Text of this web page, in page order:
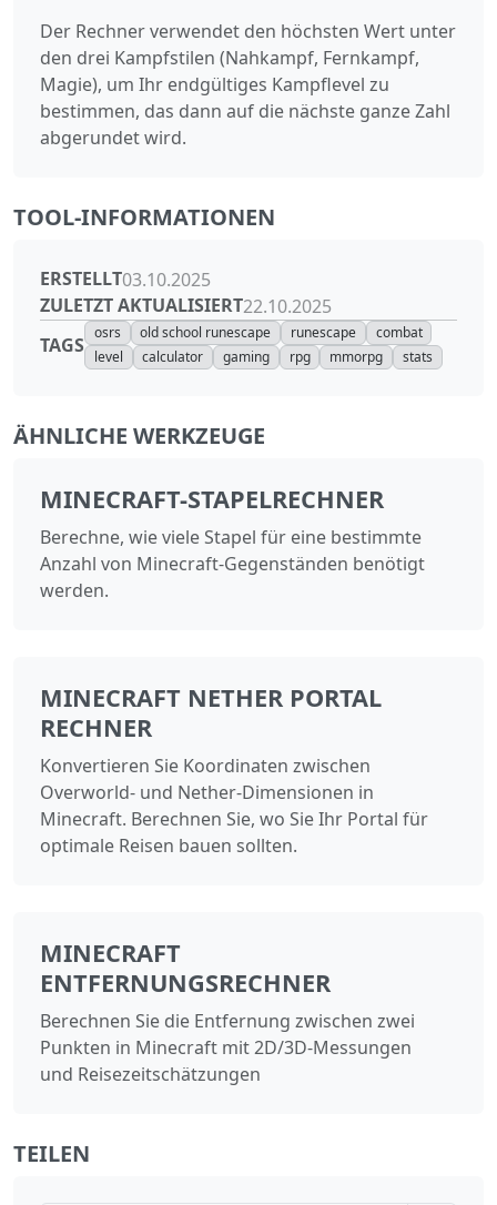
Der Rechner verwendet den höchsten Wert unter
den drei Kampfstilen (Nahkampf, Fernkampf,
Magie), um Ihr endgültiges Kampflevel zu
bestimmen, das dann auf die nächste ganze Zahl
abgerundet wird.
TOOL-INFORMATIONEN
ERSTELLT03.10.2025
ZULETZT AKTUALISIERT22.10.2025
TAGS
osrs old school runescape runescape
combat
level
calculator gaming rpg mmorpg stats
ÄHNLICHE WERKZEUGE
MINECRAFT-STAPELRECHNER
Berechne, wie viele Stapel für eine bestimmte
Anzahl von Minecraft-Gegenständen benötigt
werden.
MINECRAFT NETHER PORTAL
RECHNER
Konvertieren Sie Koordinaten zwischen
Overworld- und Nether-Dimensionen in
Minecraft. Berechnen Sie, wo Sie Ihr Portal für
optimale Reisen bauen sollten.
MINECRAFT
ENTFERNUNGSRECHNER
Berechnen Sie die Entfernung zwischen zwei
Punkten in Minecraft mit 2D/3D-Messungen
und Reisezeitschätzungen
TEILEN